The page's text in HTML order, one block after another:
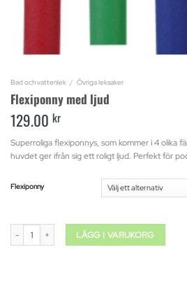
Bad och vattenlek / Övriga leksaker
Flexiponny med ljud
129.00 kr
Superroliga flexiponnys, som kommer i 4 olika
huvdet ger ifrån sig ett roligt ljud. Perfekt för
Flexiponny
Flexiponny med ljud mängdLÄGG I VARUKORG